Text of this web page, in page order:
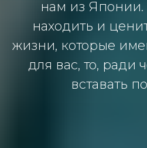
нам из Японии.
находить и
жизни, которые
для вас, то, ради
вставать